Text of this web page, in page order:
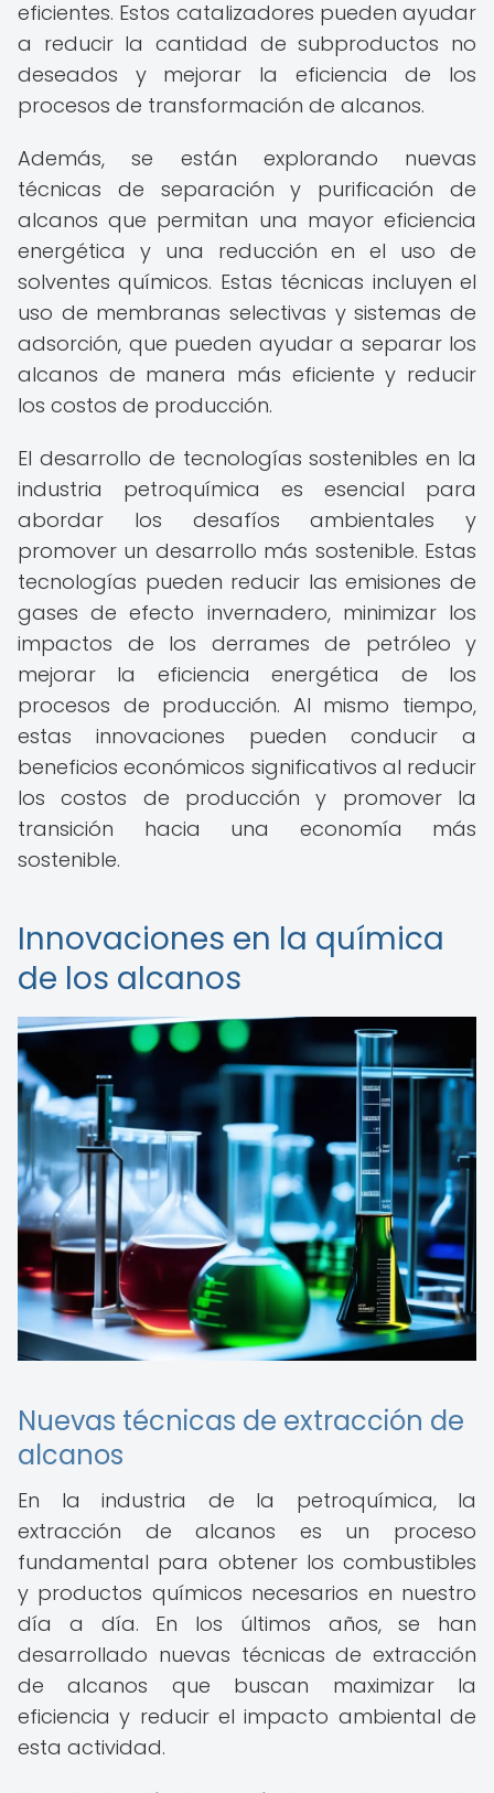
eficientes. Estos catalizadores pueden ayudar
a reducir la cantidad de subproductos no
deseados y mejorar la eficiencia de los
procesos de transformación de alcanos.
Además, se están explorando nuevas
técnicas de separación y purificación de
alcanos que permitan una mayor eficiencia
energética y una reducción en el uso de
solventes químicos. Estas técnicas incluyen el
uso de membranas selectivas y sistemas de
adsorción, que pueden ayudar a separar los
alcanos de manera más eficiente y reducir
los costos de producción.
El desarrollo de tecnologías sostenibles en la
industria petroquímica es esencial para
abordar los desafíos ambientales y
promover un desarrollo más sostenible. Estas
tecnologías pueden reducir las emisiones de
gases de efecto invernadero, minimizar los
impactos de los derrames de petróleo y
mejorar la eficiencia energética de los
procesos de producción. Al mismo tiempo,
estas innovaciones pueden conducir a
beneficios económicos significativos al reducir
los costos de producción y promover la
transición hacia una economía más
sostenible.
Innovaciones en la química
de los alcanos
Nuevas técnicas de extracción de
alcanos
En la industria de la petroquímica, la
extracción de alcanos es un proceso
fundamental para obtener los combustibles
y productos químicos necesarios en nuestro
día a día. En los últimos años, se han
desarrollado nuevas técnicas de extracción
de alcanos que buscan maximizar la
eficiencia y reducir el impacto ambiental de
esta actividad.